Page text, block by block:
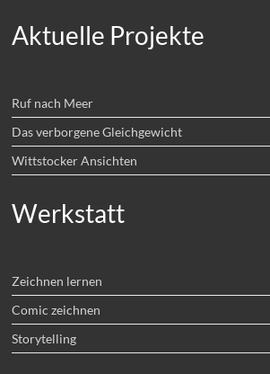
Aktuelle Projekte
Ruf nach Meer
Das verborgene Gleichgewicht
Wittstocker Ansichten
Werkstatt
Zeichnen lernen
Comic zeichnen
Storytelling